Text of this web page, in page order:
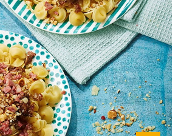
PRÉPARATION
30 Min